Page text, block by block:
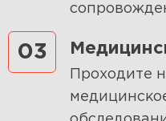
03
Проходите